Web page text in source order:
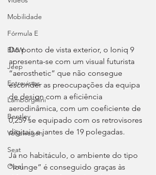
Mobilidade
Fórmula E
BMW
Jeep
Entrevistas
Lamborghini
Bentley
Volkswagen
Seat
Opel
Do ponto de vista exterior, o Ioniq 9
apresenta-se com um visual futurista
“aerosthetic” que não consegue
esconder as preocupações da equipa
de design com a eficiência
aerodinâmica, com um coeficiente de
0,259 se equipado com os retrovisores
digitais e jantes de 19 polegadas.
Já no habitáculo, o ambiente do tipo
“lounge” é conseguido graças às